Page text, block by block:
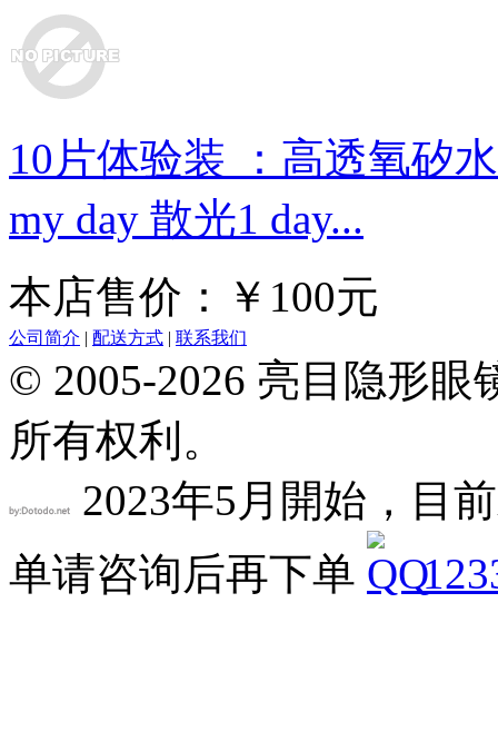
10片体验装 ：高透氧矽
my day 散光1 day...
本店售价：￥100元
公司简介 | 配送方式 | 联系我们
© 2005-2026 亮目隐形
所有权利。
2023年5月開始，目
单请咨询后再下单